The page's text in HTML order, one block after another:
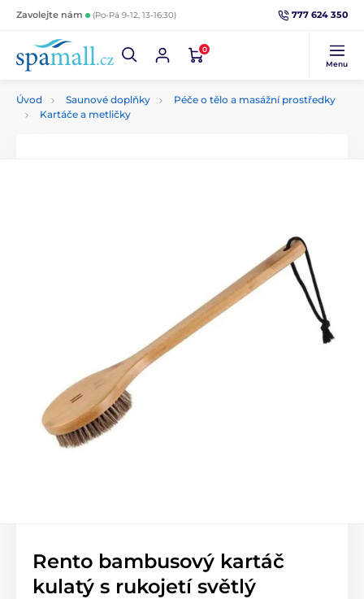
Zavolejte nám (Po-Pá 9-12, 13-16:30) 777 624 350
0
Menu
Úvod Saunové doplňky
Péče o tělo a masážní prostředky
Kartáče a metličky
Rento bambusový kartáč
kulatý s rukojetí světlý